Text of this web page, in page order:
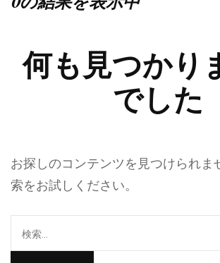
何も見つかり
でした
お探しのコンテンツを見つけられま
索をお試しください。
索: